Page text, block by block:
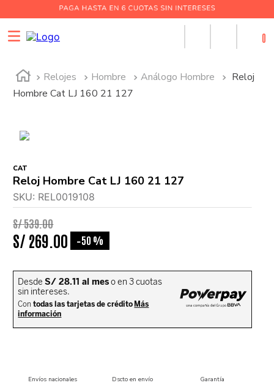
0
Relojes Hombre Análogo Hombre
Reloj
Hombre Cat LJ 160 21 127
CAT
Reloj Hombre Cat LJ 160 21 127
SKU: REL0019108
S/539.00
S/ 269 00 -50 %
Envíos nacionales Dscto en envío Garantía